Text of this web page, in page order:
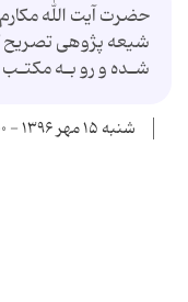
حضرت آیت الله مکارم
شیعه پژوهی تصریح
شـده و رو بـه
شنبه ۱۵ مهر ۱۳۹۶ - ۰۰:۰۰